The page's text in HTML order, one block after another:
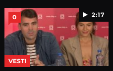
2:17
0
VESTI